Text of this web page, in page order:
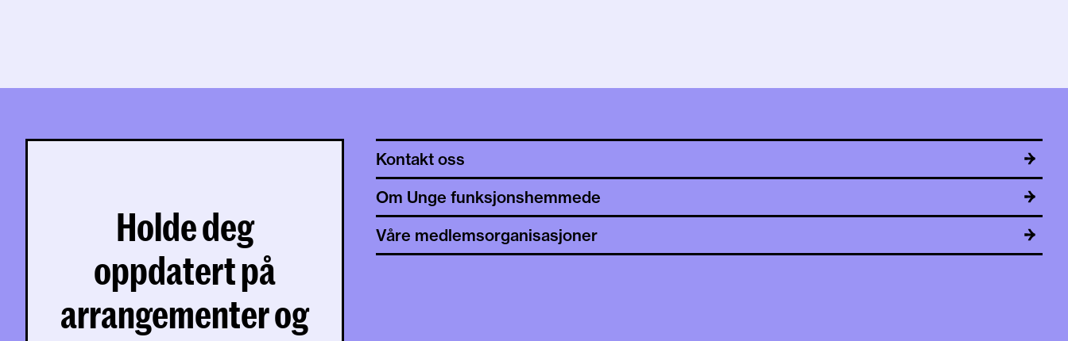
Holde deg
oppdatert på
arrangementer og
Kontakt oss
Om Unge funksjonshemmede
Våre medlemsorganisasjoner